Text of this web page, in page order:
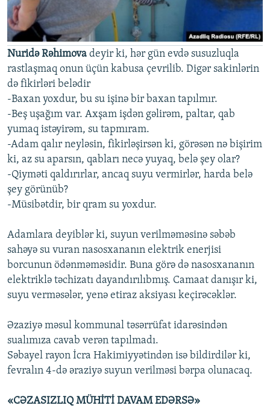
Nuridə Rəhimova deyir ki, hər gün evdə susuzluqla
rastlaşmaq onun üçün kabusa çevrilib. Digər sakinlərin
də fikirləri belədir
-Baxan yoxdur, bu su işinə bir baxan tapılmır.
-Beş uşağım var. Axşam işdən gəlirəm, paltar, qab
yumaq istəyirəm, su tapmıram.
-Adam qalır neyləsin, fikirləşirsən ki, görəsən nə bişirim
ki, az su aparsın, qabları necə yuyaq, belə şey olar?
-Qiyməti qaldırırlar, ancaq suyu vermirlər, harda belə
şey görünüb?
-Müsibətdir, bir qram su yoxdur.
Adamlara deyiblər ki, suyun verilməməsinə səbəb
sahəyə su vuran nasosxananın elektrik enerjisi
borcunun ödənməməsidir. Buna görə də nasosxananın
elektriklə təchizatı dayandırılıbmış. Camaat danışır ki,
suyu verməsələr, yenə etiraz aksiyası keçirəcəklər.
Əzaziyə məsul kommunal təsərrüfat idarəsindən
sualımıza cavab verən tapılmadı.
Səbayel rayon İcra Hakimiyyətindən isə bildirdilər ki,
fevralın 4-də əraziyə suyun verilməsi bərpa olunacaq.
«CƏZASIZLIQ MÜHİTİ DAVAM EDƏRSƏ»